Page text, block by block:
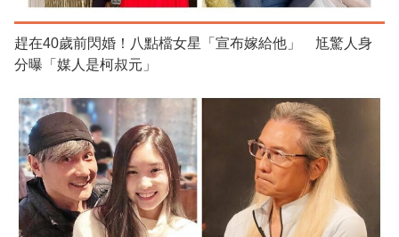
趕在40歲前閃婚！八點檔女星「宣布嫁給他」 尪驚人身
分曝「媒人是柯叔元」